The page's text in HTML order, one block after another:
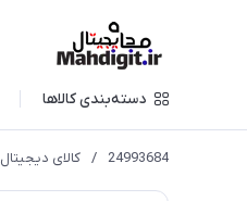
دسته‌بندی کالاها
24993684
/ کالای دیجیتال